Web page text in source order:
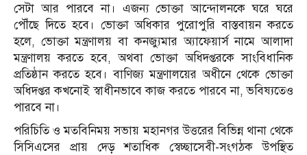
সেটা আর পারবে না। এজন্য ভোক্তা আন্দোলনকে ঘরে ঘরে
পৌঁছে দিতে হবে। ভোক্তা অধিকার পুরোপুরি বাস্তবায়ন করতে
হলে, ভোক্তা মন্ত্রণালয় বা কনজ্যুমার অ্যাফেয়ার্স নামে আলাদা
মন্ত্রণালয় করতে হবে, অথবা ভোক্তা অধিদপ্তরকে সাংবিধানিক
প্রতিষ্ঠান করতে হবে। বাণিজ্য মন্ত্রণালয়ের অধীনে থেকে ভোক্তা
অধিদপ্তর কখনোই স্বাধীনভাবে কাজ করতে পারবে না, ভবিষ্যতেও
পারবে না।
পরিচিতি ও মতবিনিময় সভায় মহানগর উত্তরের বিভিন্ন থানা থেকে
সিসিএসের প্রায় দেড় শতাধিক স্বেচ্ছাসেবী-সংগঠক উপস্থিত